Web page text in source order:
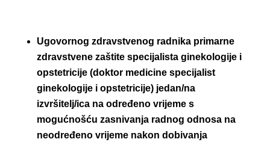
Ugovornog zdravstvenog radnika primarne
zdravstvene zaštite specijalista ginekologije i
opstetricije (doktor medicine specijalist
ginekologije i opstetricije) jedan/na
izvršitelj/ica na određeno vrijeme s
mogućnošću zasnivanja radnog odnosa na
neodređeno vrijeme nakon dobivanja